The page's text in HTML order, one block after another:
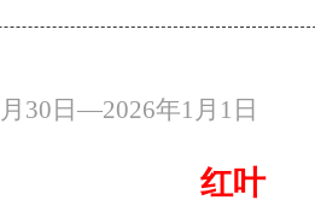
月 30 日 —2026年1 月 1 日
红叶